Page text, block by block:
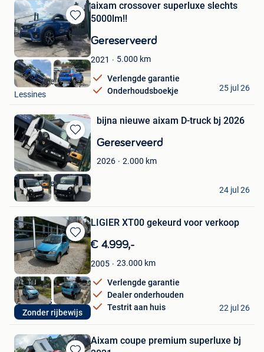
Bewaren
in
Mijn
Favorieten
aixam crossover superluxe slechts
5000lm!!
Gereserveerd
2021 5.000 km
Verlengde garantie
Onderhoudsboekje
autohandel de vos
Lessines
25 jul 26
Bewaren
in
Mijn
Favorieten
bijna nieuwe aixam D-truck bj 2026
Gereserveerd
2026 2.000 km
autohandel de vos
Lessines
24 jul 26
Bewaren
in
Mijn
Favorieten
Zonder rijbewijs
LIGIER XT00 gekeurd voor verkoop
€ 4.999,-
2005 23.000 km
Verlengde garantie
Dealer onderhouden
Testrit aan huis
YET-CARS
Sint-Niklaas
22 jul 26
Aixam coupe premium superluxe bj